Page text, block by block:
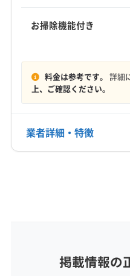
小樽市
深川市
樺戸郡月形町
石狩郡当別町
定休日
年末年始
非公開
お掃除機能付き
料金は参考です。 詳細
上、ご確認ください。
業者詳細・特徴
北海道室蘭市掲載情報の